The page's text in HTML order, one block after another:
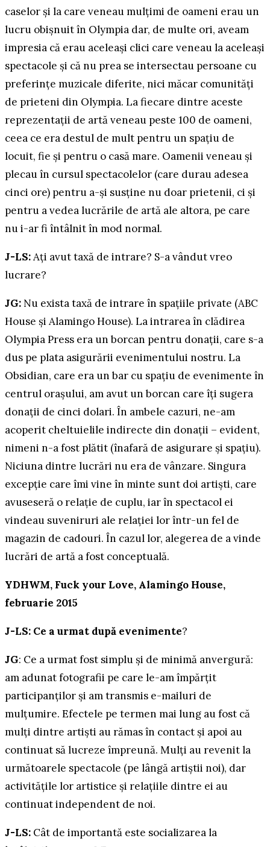
caselor și la care veneau mulțimi de oameni erau un
lucru obișnuit în Olympia dar, de multe ori, aveam
impresia că erau aceleași clici care veneau la aceleași
spectacole și că nu prea se intersectau persoane cu
preferințe muzicale diferite, nici măcar comunități
de prieteni din Olympia. La fiecare dintre aceste
reprezentații de artă veneau peste 100 de oameni,
ceea ce era destul de mult pentru un spațiu de
locuit, fie și pentru o casă mare. Oamenii veneau și
plecau în cursul spectacolelor (care durau adesea
cinci ore) pentru a-și susține nu doar prietenii, ci și
pentru a vedea lucrările de artă ale altora, pe care
nu i-ar fi întâlnit în mod normal.
J-LS:Ați avut taxă de intrare? S-a vândut vreo
lucrare?
JG: Nu exista taxă de intrare în spațiile private (ABC
House și Alamingo House). La intrarea în clădirea
Olympia Press era un borcan pentru donații, care s-a
dus pe plata asigurării evenimentului nostru. La
Obsidian, care era un bar cu spațiu de evenimente în
centrul orașului, am avut un borcan care îți sugera
donații de cinci dolari. În ambele cazuri, ne-am
acoperit cheltuielile indirecte din donații – evident,
nimeni n-a fost plătit (înafară de asigurare și spațiu).
Niciuna dintre lucrări nu era de vânzare. Singura
excepție care îmi vine în minte sunt doi artiști, care
avuseseră o relație de cuplu, iar în spectacol ei
vindeau suveniruri ale relației lor într-un fel de
magazin de cadouri. În cazul lor, alegerea de a vinde
lucrări de artă a fost conceptuală.
YDHWM, Fuck your Love, Alamingo House,
februarie 2015
J-LS: Ce a urmat după evenimente?
JG: Ce a urmat fost simplu și de minimă anvergură:
am adunat fotografii pe care le-am împărțit
participanților și am transmis e-mailuri de
mulțumire. Efectele pe termen mai lung au fost că
mulți dintre artiști au rămas în contact și apoi au
continuat să lucreze împreună. Mulți au revenit la
următoarele spectacole (pe lângă artiștii noi), dar
activitățile lor artistice și relațiile dintre ei au
continuat independent de noi.
J-LS: Cât de importantă este socializarea la